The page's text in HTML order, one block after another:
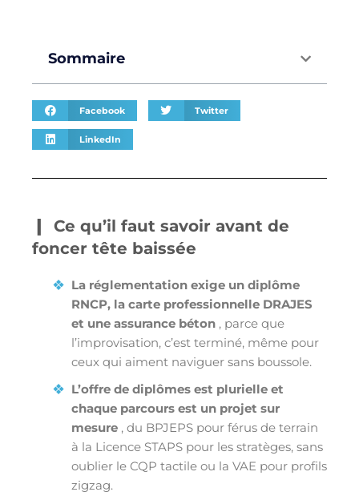
Sommaire
Facebook Twitter
LinkedIn
Ce qu’il faut savoir avant de
foncer tête baissée
La réglementation exige un diplôme
RNCP, la carte professionnelle DRAJES
et une assurance béton , parce que
l’improvisation, c’est terminé, même pour
ceux qui aiment naviguer sans boussole.
L’offre de diplômes est plurielle et
chaque parcours est un projet sur
mesure , du BPJEPS pour férus de terrain
à la Licence STAPS pour les stratèges, sans
oublier le CQP tactile ou la VAE pour profils
zigzag.